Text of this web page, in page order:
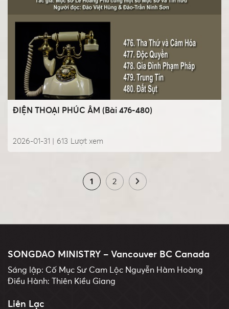
ĐIỆN THOẠI PHÚC ÂM (Bài 476-480)
2026-01-31 | Lượt xem
613
1 2
SONGDAO MINISTRY – Vancouver BC Canada
Sáng lập: Cố Mục Sư Cam Lộc Nguyễn Hàm Hoàng
Điều Hành: Thiên Kiều Giang
Liên Lạc